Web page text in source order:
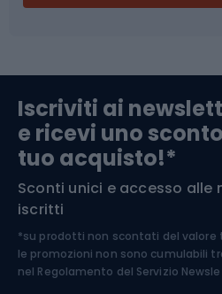
Abbigliamento da
Componenti per
Arrampicata
Medicina dello sport
Abbigliamento ciclistico
Iscriviti ai
e ricevi uno
tuo acquisto!*
Sconti unici e accesso alle
iscritti
*su prodotti non scontati del valore
le promozioni non sono cumulabili
nel Regolamento del Servizio